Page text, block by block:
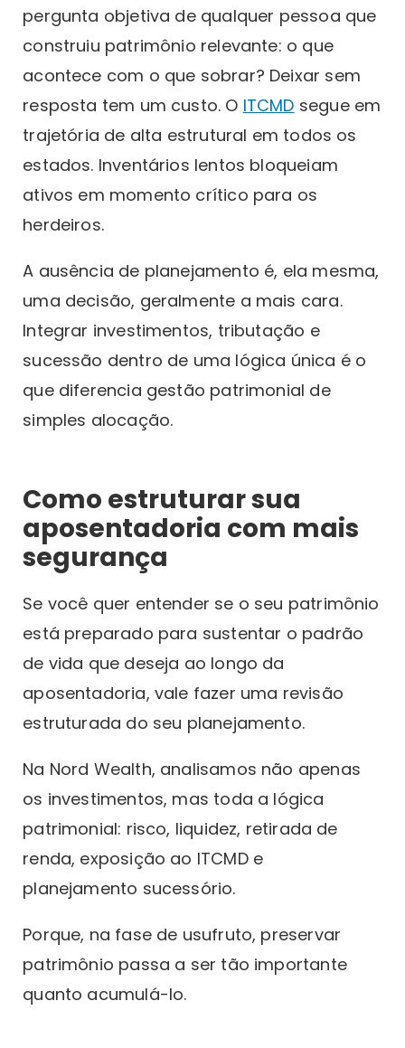
pergunta objetiva de qualquer pessoa que
construiu patrimônio relevante: o que
acontece com o que sobrar? Deixar sem
resposta tem um custo. O ITCMD segue em
trajetória de alta estrutural em todos os
estados. Inventários lentos bloqueiam
ativos em momento crítico para os
herdeiros.
A ausência de planejamento é, ela mesma,
uma decisão, geralmente a mais cara.
Integrar investimentos, tributação e
sucessão dentro de uma lógica única é o
que diferencia gestão patrimonial de
simples alocação.
Como estruturar sua
aposentadoria com mais
segurança
Se você quer entender se o seu patrimônio
está preparado para sustentar o padrão
de vida que deseja ao longo da
aposentadoria, vale fazer uma revisão
estruturada do seu planejamento.
Na Nord Wealth, analisamos não apenas
os investimentos, mas toda a lógica
patrimonial: risco, liquidez, retirada de
renda, exposição ao ITCMD e
planejamento sucessório.
Porque, na fase de usufruto, preservar
patrimônio passa a ser tão importante
quanto acumulá-lo.